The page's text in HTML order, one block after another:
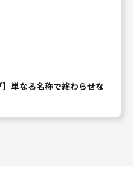
】単なる名称で終わらせな